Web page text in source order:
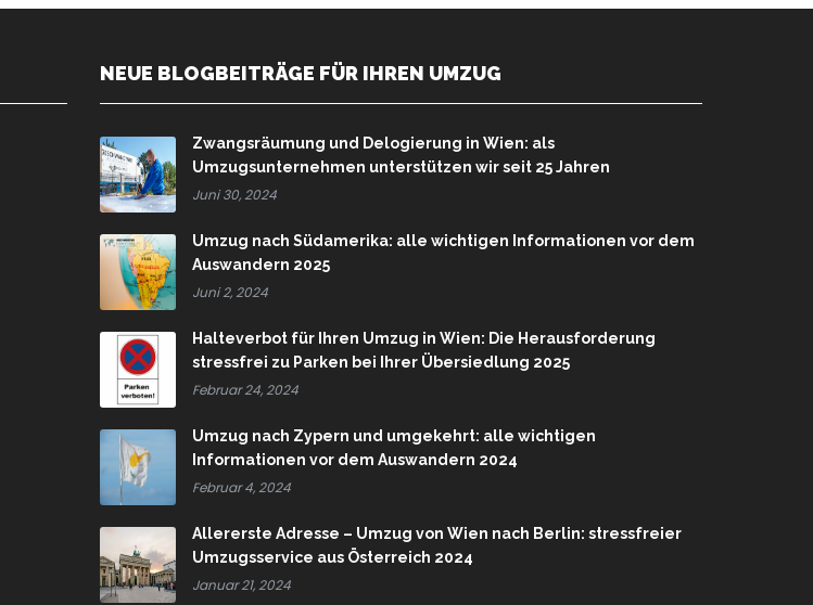
NEUE BLOGBEITRÄGE FÜR IHREN UMZUG
Zwangsräumung und Delogierung in Wien: als
Umzugsunternehmen unterstützen wir seit 25 Jahren
Juni 30, 2024
Umzug nach Südamerika: alle wichtigen Informationen vor dem
Auswandern 2025
Juni 2, 2024
Halteverbot für Ihren Umzug in Wien: Die Herausforderung
stressfrei zu Parken bei Ihrer Übersiedlung 2025
Februar 24, 2024
Umzug nach Zypern und umgekehrt: alle wichtigen
Informationen vor dem Auswandern 2024
Februar 4, 2024
Allererste Adresse – Umzug von Wien nach Berlin: stressfreier
Umzugsservice aus Österreich 2024
Januar 21, 2024